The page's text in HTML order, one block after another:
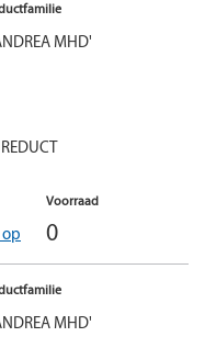
MHD'
Voorraad
0
MHD'